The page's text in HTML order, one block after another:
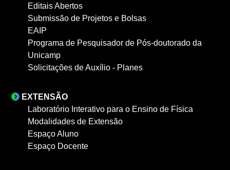
Editais Abertos
Submissão de Projetos e Bolsas
EAIP
Programa de Pesquisador de Pós-doutorado da
Unicamp
Solicitações de Auxílio - Planes
EXTENSÃO
Laboratório Interativo para o Ensino de Física
Modalidades de Extensão
Espaço Aluno
Espaço Docente